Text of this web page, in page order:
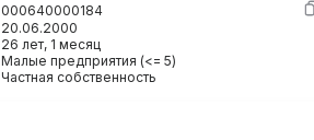
000640000184
20.06.2000
26 лет, 1 месяц
Малые предприятия (<= 5)
Частная собственность